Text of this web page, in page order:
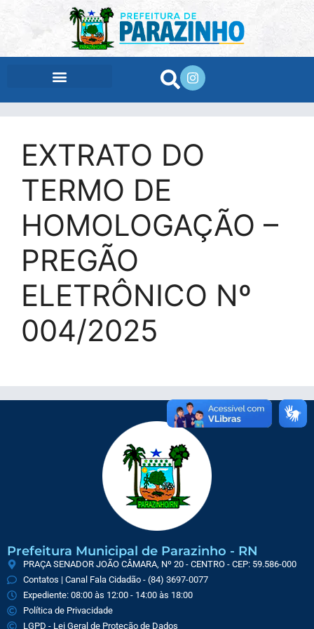
EXTRATO DO
TERMO DE
HOMOLOGAÇÃO –
PREGÃO
ELETRÔNICO Nº
004/2025
Prefeitura Municipal de Parazinho - RN
PRAÇA SENADOR JOÃO CÂMARA, Nº 20 - CENTRO - CEP: 59.586-000
Contatos | Canal Fala Cidadão - (84) 3697-0077
Expediente: 08:00 às 12:00 - 14:00 às 18:00
Política de Privacidade
LGPD - Lei Geral de Proteção de Dados